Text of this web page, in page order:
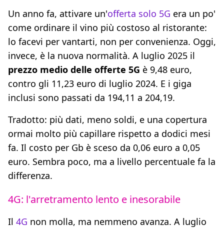
Un anno fa, attivare un'offerta solo 5G era un po'
come ordinare il vino più costoso al ristorante:
lo facevi per vantarti, non per convenienza. Oggi,
invece, è la nuova normalità. A luglio 2025 il
prezzo medio delle offerte 5G è 9,48 euro,
contro gli 11,23 euro di luglio 2024. E i giga
inclusi sono passati da 194,11 a 204,19.
Tradotto: più dati, meno soldi, e una copertura
ormai molto più capillare rispetto a dodici mesi
fa. Il costo per Gb è sceso da 0,06 euro a 0,05
euro. Sembra poco, ma a livello percentuale fa la
differenza.
4G: l'arretramento lento e inesorabile
Il 4G non molla, ma nemmeno avanza. A luglio